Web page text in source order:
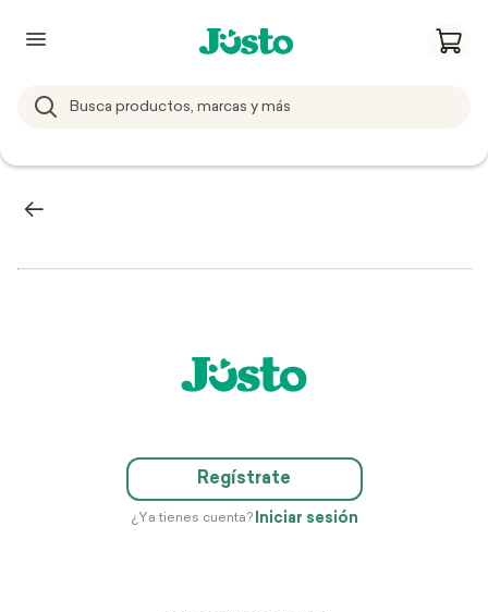
Regístrate
¿Ya tienes cuenta? Iniciar sesión